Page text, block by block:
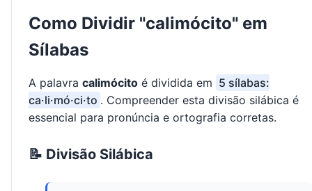
Como Dividir "calimócito" em
Sílabas
A palavra calimócito é dividida em 5 sílabas:
ca·li·mó·ci·to . Compreender esta divisão silábica é
essencial para pronúncia e ortografia corretas.
📝 Divisão Silábica